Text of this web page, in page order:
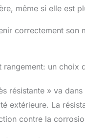
même si elle est
correctement
rangement: un choix
résistante » va
extérieure. La
contre la